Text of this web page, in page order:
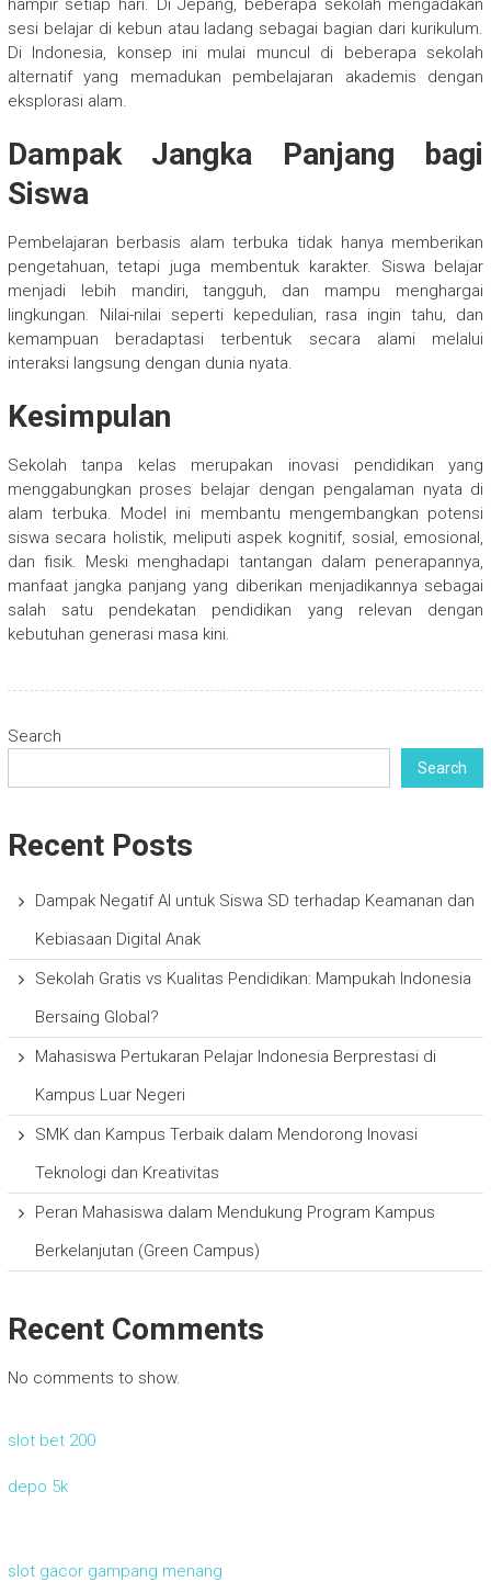
hampir setiap hari. Di Jepang, beberapa sekolah mengadakan
sesi belajar di kebun atau ladang sebagai bagian dari kurikulum.
Di Indonesia, konsep ini mulai muncul di beberapa sekolah
alternatif yang memadukan pembelajaran akademis dengan
eksplorasi alam.
Dampak Jangka Panjang bagi
Siswa
Pembelajaran berbasis alam terbuka tidak hanya memberikan
pengetahuan, tetapi juga membentuk karakter. Siswa belajar
menjadi lebih mandiri, tangguh, dan mampu menghargai
lingkungan. Nilai-nilai seperti kepedulian, rasa ingin tahu, dan
kemampuan beradaptasi terbentuk secara alami melalui
interaksi langsung dengan dunia nyata.
Kesimpulan
Sekolah tanpa kelas merupakan inovasi pendidikan yang
menggabungkan proses belajar dengan pengalaman nyata di
alam terbuka. Model ini membantu mengembangkan potensi
siswa secara holistik, meliputi aspek kognitif, sosial, emosional,
dan fisik. Meski menghadapi tantangan dalam penerapannya,
manfaat jangka panjang yang diberikan menjadikannya sebagai
salah satu pendekatan pendidikan yang relevan dengan
kebutuhan generasi masa kini.
Search
Search
Recent Posts
Dampak Negatif AI untuk Siswa SD terhadap Keamanan dan
Kebiasaan Digital Anak
Sekolah Gratis vs Kualitas Pendidikan: Mampukah Indonesia
Bersaing Global?
Mahasiswa Pertukaran Pelajar Indonesia Berprestasi di
Kampus Luar Negeri
SMK dan Kampus Terbaik dalam Mendorong Inovasi
Teknologi dan Kreativitas
Peran Mahasiswa dalam Mendukung Program Kampus
Berkelanjutan (Green Campus)
Recent Comments
No comments to show.
slot bet 200
depo 5k
slot gacor gampang menang